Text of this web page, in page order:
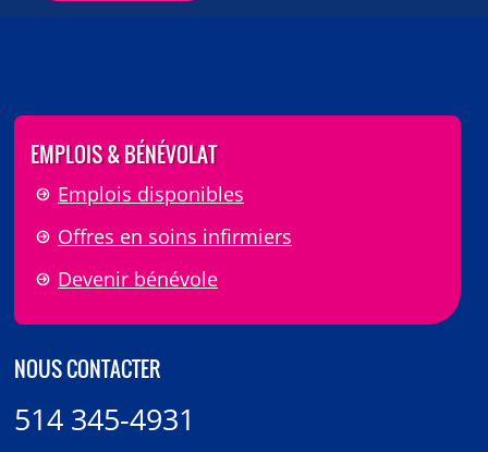
EMPLOIS & BÉNÉVOLAT
Emplois disponibles
Offres en soins infirmiers
Devenir bénévole
NOUS CONTACTER
514 345-4931